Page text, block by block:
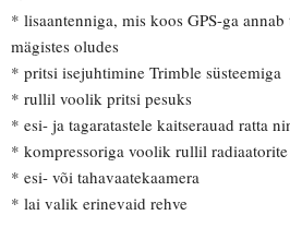
* lisaantenniga, mis koos GPS-ga
mägistes oludes
* pritsi isejuhtimine Trimble süsteemiga
* rullil voolik pritsi pesuks
* esi- ja tagaratastele kaitserauad ratta
* kompressoriga voolik rullil radiaatorite
* esi- või tahavaatekaamera
* lai valik erinevaid rehve